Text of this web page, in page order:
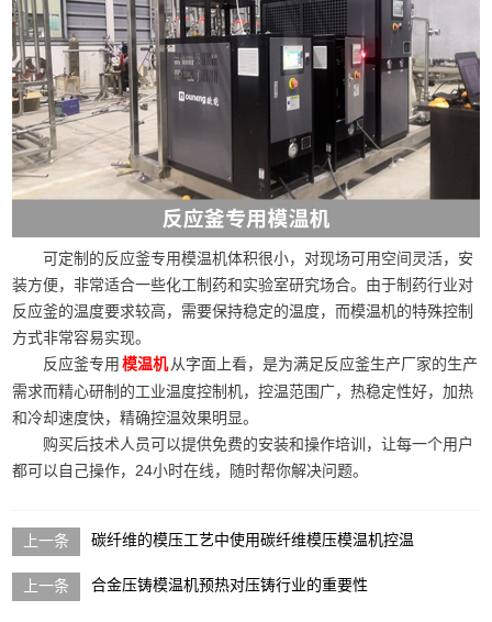
可定制的反应釜专用模温机体积很小，对现场可用空间灵活，安
装方便，非常适合一些化工制药和实验室研究场合。由于制药行业对
反应釜的温度要求较高，需要保持稳定的温度，而模温机的特殊控制
方式非常容易实现。
反应釜专用 模温机从字面上看，是为满足反应釜生产厂家的生产
需求而精心研制的工业温度控制机，控温范围广，热稳定性好，加热
和冷却速度快，精确控温效果明显。
购买后技术人员可以提供免费的安装和操作培训，让每一个用户
都可以自己操作，24小时在线，随时帮你解决问题。
碳纤维的模压工艺中使用碳纤维模压模温机控温
合金压铸模温机预热对压铸行业的重要性